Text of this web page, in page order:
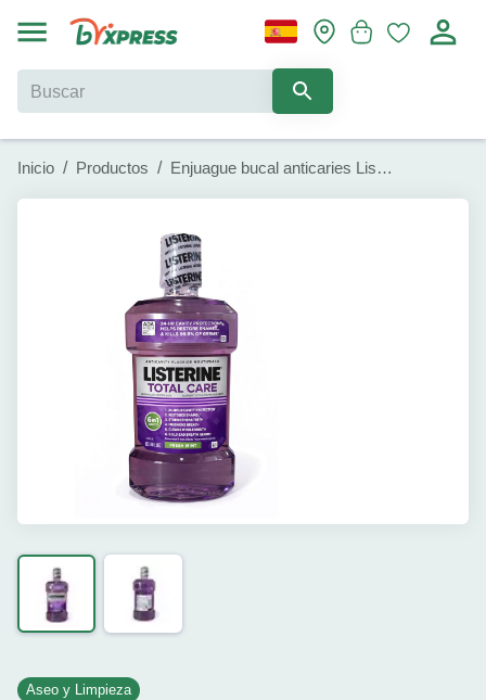
Inicio / Productos / Enjuague bucal anticaries Listerine Total Care (1L)
Aseo y Limpieza